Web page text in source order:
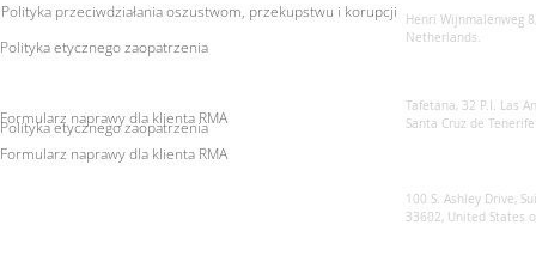
Polityka przeciwdziałania oszustwom, przekupstwu i korupcji
Polityka etycznego zaopatrzenia
Formularz naprawy dla klienta RMA
Formularz naprawy dla klienta RMA
Polityka etycznego zaopatrzenia
Henri Wijnmalenweg
Netherlands.
Tafetana, 32 P.I. Las
Santa Cruz de Tenerife
100 S. Ashley Drive,
33602, United States